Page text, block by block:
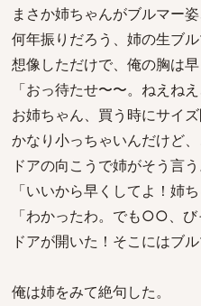
まさか姉ちゃんがブルマー
何年振りだろう、姉の生ブル
想像しただけで、俺の胸は早
「おっ待たせ〜〜。ねえね
お姉ちゃん、買う時にサイ
かなり小っちゃいんだけど、
ドアの向こうで姉がそう言う
「いいから早くしてよ！姉ち
「わかったわ。でも○○、び
ドアが開いた！そこにはブ
俺は姉をみて絶句した。